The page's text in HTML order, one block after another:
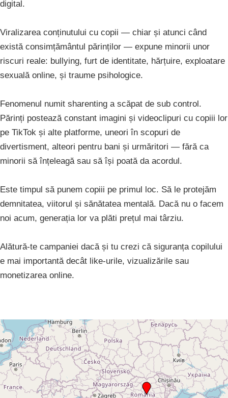
digital.
Viralizarea conținutului cu copii — chiar și atunci când
există consimțământul părinților — expune minorii unor
riscuri reale: bullying, furt de identitate, hărțuire, exploatare
sexuală online, și traume psihologice.
Fenomenul numit sharenting a scăpat de sub control.
Părinți postează constant imagini și videoclipuri cu copiii lor
pe TikTok și alte platforme, uneori în scopuri de
divertisment, alteori pentru bani și urmăritori — fără ca
minorii să înțeleagă sau să își poată da acordul.
Este timpul să punem copiii pe primul loc. Să le protejăm
demnitatea, viitorul și sănătatea mentală. Dacă nu o facem
noi acum, generația lor va plăti prețul mai târziu.
Alătură-te campaniei dacă și tu crezi că siguranța copilului
e mai importantă decât like-urile, vizualizările sau
monetizarea online.